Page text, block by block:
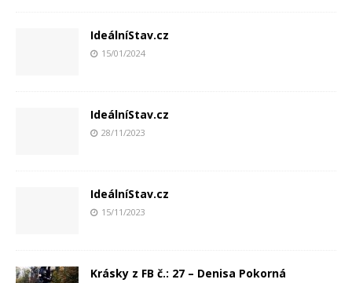
IdeálníStav.cz
15/01/2024
IdeálníStav.cz
28/11/2023
IdeálníStav.cz
15/11/2023
Krásky z FB č.: 27 – Denisa Pokorná